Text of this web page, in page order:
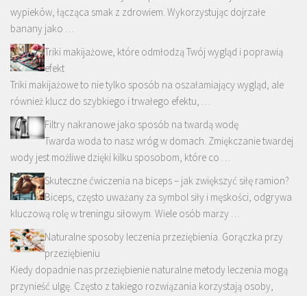
wypieków, łącząca smak z zdrowiem. Wykorzystując dojrzałe
banany jako …
Triki makijażowe, które odmłodzą Twój wygląd i poprawią
efekt
Triki makijażowe to nie tylko sposób na oszałamiający wygląd, ale
również klucz do szybkiego i trwałego efektu, …
Filtry nakranowe jako sposób na twardą wodę
Twarda woda to nasz wróg w domach. Zmiękczanie twardej
wody jest możliwe dzięki kilku sposobom, które co …
Skuteczne ćwiczenia na biceps – jak zwiększyć siłę ramion?
Biceps, często uważany za symbol siły i męskości, odgrywa
kluczową rolę w treningu siłowym. Wiele osób marzy …
Naturalne sposoby leczenia przeziębienia. Gorączka przy
przeziębieniu
Kiedy dopadnie nas przeziębienie naturalne metody leczenia mogą
przynieść ulgę. Często z takiego rozwiązania korzystają osoby,